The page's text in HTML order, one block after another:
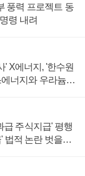
풍력 프로젝트 동
령 내려
' X에너지, '한수원
너지와 우라늄
급 주식지급' 평행
법적 논란 벗을지